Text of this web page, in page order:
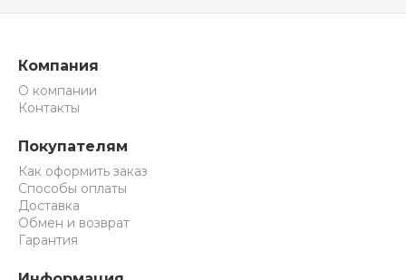
Компания
О компании
Контакты
Покупателям
Как оформить заказ
Способы оплаты
Доставка
Обмен и возврат
Гарантия